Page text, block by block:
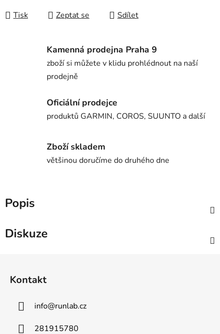
Tisk Zeptat se Sdílet
Kamenná prodejna Praha 9
zboží si můžete v klidu prohlédnout na naší
prodejně
Oficiální prodejce
produktů GARMIN, COROS, SUUNTO a další
Zboží skladem
většinou doručíme do druhého dne
Popis
Diskuze
Kontakt
info@runlab.cz
281915780